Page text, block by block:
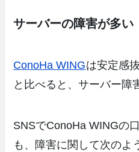
サーバーの障害が多い
ConoHa WINGは安定感
と比べると、サーバー障
SNSでConoHa WINGの
も、障害に関して次のよ